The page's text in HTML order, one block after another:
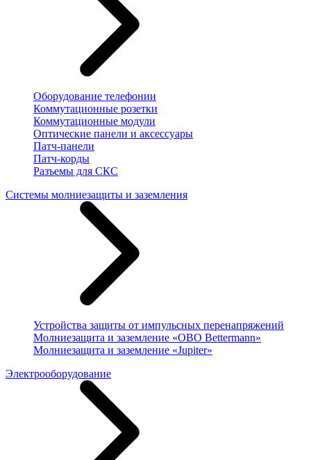
Оборудование телефонии
Коммутационные розетки
Коммутационные модули
Оптические панели и аксессуары
Патч-панели
Патч-корды
Разъемы для СКС
Системы молниезащиты и заземления
Устройства защиты от импульсных перенапряжений
Молниезащита и заземление «OBO Bettermann»
Молниезащита и заземление «Jupiter»
Электрооборудование